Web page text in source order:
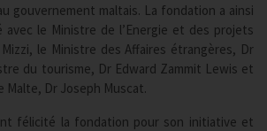
gouvernement maltais. La fondation a ainsi
le Ministre de l’Energie et des projets
le Ministre des Affaires étrangères, Dr
du tourisme, Dr Edward Zammit Lewis et
Malte, Dr Joseph Muscat.
félicité la fondation pour son initiative et